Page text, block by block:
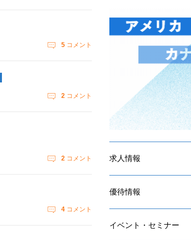
5 コメント
2 コメント
2 コメント
4コメント
求人情報
優待情報
イベント・セミナー